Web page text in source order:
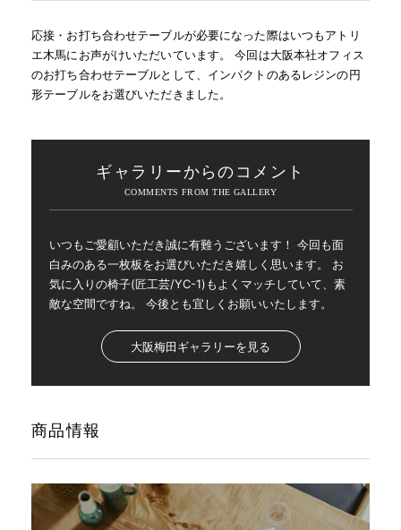
応接・お打ち合わせテーブルが必要になった際はいつもアトリ
エ木馬にお声がけいただいています。 今回は大阪本社オフィス
のお打ち合わせテーブルとして、インパクトのあるレジンの円
形テーブルをお選びいただきました。
ギャラリーからのコメント
いつもご愛顧いただき誠に有難うございます！ 今回も面
白みのある一枚板をお選びいただき嬉しく思います。 お
気に入りの椅子(匠工芸/YC-1)もよくマッチしていて、素
敵な空間ですね。 今後とも宜しくお願いいたします。
大阪梅田ギャラリーを見る
商品情報